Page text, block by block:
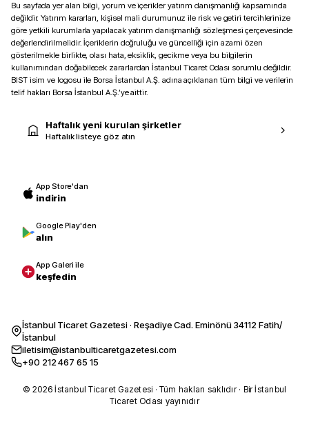
Bu sayfada yer alan bilgi, yorum ve içerikler yatırım danışmanlığı kapsamında
değildir. Yatırım kararları, kişisel mali durumunuz ile risk ve getiri tercihlerinize
göre yetkili kurumlarla yapılacak yatırım danışmanlığı sözleşmesi çerçevesinde
değerlendirilmelidir. İçeriklerin doğruluğu ve güncelliği için azami özen
gösterilmekle birlikte, olası hata, eksiklik, gecikme veya bu bilgilerin
kullanımından doğabilecek zararlardan İstanbul Ticaret Odası sorumlu değildir.
BIST isim ve logosu ile Borsa İstanbul A.Ş. adına açıklanan tüm bilgi ve verilerin
telif hakları Borsa İstanbul A.Ş.’ye aittir.
Haftalık yeni kurulan şirketler
Haftalık listeye göz atın
App Store'dan
indirin
Google Play'den
alın
App Galeri ile
keşfedin
İstanbul Ticaret Gazetesi · Reşadiye Cad. Eminönü 34112 Fatih/
İstanbul
iletisim@istanbulticaretgazetesi.com
+90 212 467 65 15
© 2026 İstanbul Ticaret Gazetesi · Tüm hakları saklıdır · Bir İstanbul
Ticaret Odası yayınıdır